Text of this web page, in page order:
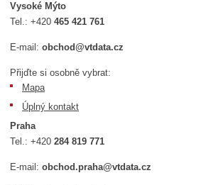
Vysoké Mýto
Tel.:+420465 421 761
E-mail:obchod@vtdata.cz
Přijďte si osobně vybrat:
Mapa
Úplný kontakt
Praha
Tel.:+420284 819 771
E-mail:obchod.praha@vtdata.cz